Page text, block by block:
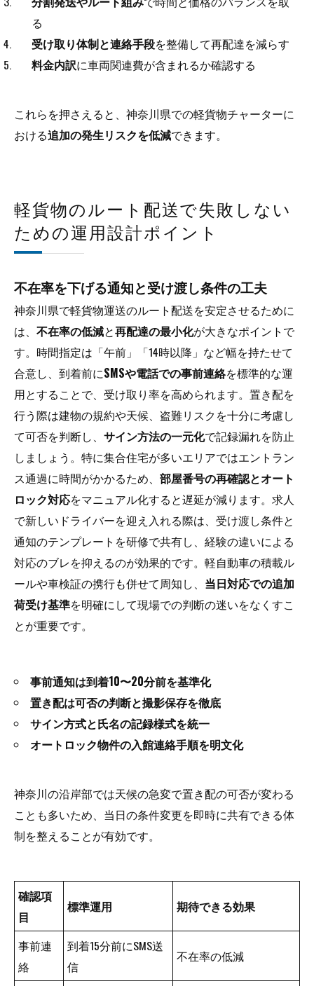
る
受け取り体制と連絡手段を整備して再配達を減らす
料金内訳に車両関連費が含まれるか確認する
これらを押さえると、神奈川県での軽貨物チャーターに
おける追加の発生リスクを低減できます。
軽貨物のルート配送で失敗しない
ための運用設計ポイント
不在率を下げる通知と受け渡し条件の工夫
神奈川県で軽貨物運送のルート配送を安定させるために
は、 不在率の低減と再配達の最小化が大きなポイントで
す。時間指定は「午前」「14時以降」など幅を持たせて
合意し、到着前にSMSや電話での事前連絡を標準的な運
用とすることで、受け取り率を高められます。置き配を
行う際は建物の規約や天候、盗難リスクを十分に考慮し
て可否を判断し、 サイン方法の一元化で記録漏れを防止
しましょう。特に集合住宅が多いエリアではエントラン
ス通過に時間がかかるため、 部屋番号の再確認とオート
ロック対応をマニュアル化すると遅延が減ります。求人
で新しいドライバーを迎え入れる際は、受け渡し条件と
通知のテンプレートを研修で共有し、経験の違いによる
対応のブレを抑えるのが効果的です。軽自動車の積載ル
ールや車検証の携行も併せて周知し、 当日対応での追加
荷受け基準を明確にして現場での判断の迷いをなくすこ
とが重要です。
事前通知は到着10〜20分前を基準化
置き配は可否の判断と撮影保存を徹底
サイン方式と氏名の記録様式を統一
オートロック物件の入館連絡手順を明文化
神奈川の沿岸部では天候の急変で置き配の可否が変わる
ことも多いため、当日の条件変更を即時に共有できる体
制を整えることが有効です。
確認項
目
標準運用 期待できる効果
事前連
絡
到着15分前にSMS送
信
不在率の低減